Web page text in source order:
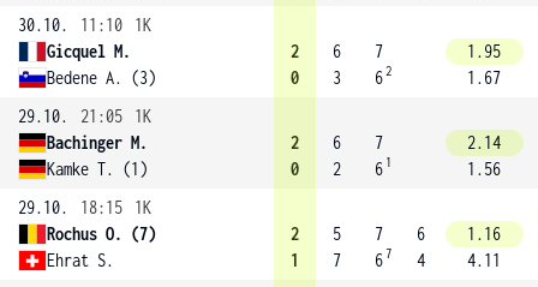
30.10.
11:10
1K
Gicquel M.
Bedene A. (3)
2
0
6
3
7
62
1.95
1.67
29.10.
21:05
1K
Bachinger M.
Kamke T. (1)
2
0
6
2
7
6 1
2.14
1.56
29.10.
18:15
1K
Rochus O. (7)
Ehrat S.
2
1
5
7
7
67
6
4
1.16
4.11